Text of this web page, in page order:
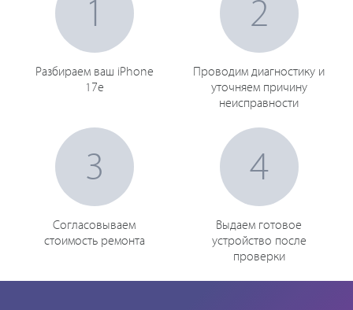
1
Разбираем ваш iPhone
17e
2
Проводим диагностику и
уточняем причину
неисправности
3
Согласовываем
стоимость ремонта
4
Выдаем готовое
устройство после
проверки